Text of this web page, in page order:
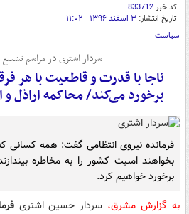
کد خبر833712
تاریخ انتشار: ۳ اسفند ۱۳۹۶ - ۱۱:۰۲
سیاست
سردار اشتری در مراسم
ناجا با قدرت و قاطعیت با هر
برخورد می‌کند/ محاکمه اراذل
فرمانده نیروی انتظامی گفت: همه کسانی
بخواهند امنیت کشور را به مخاطره
برخورد خواهیم کرد.
به گزارش مشرق، سردار حسین اشتری